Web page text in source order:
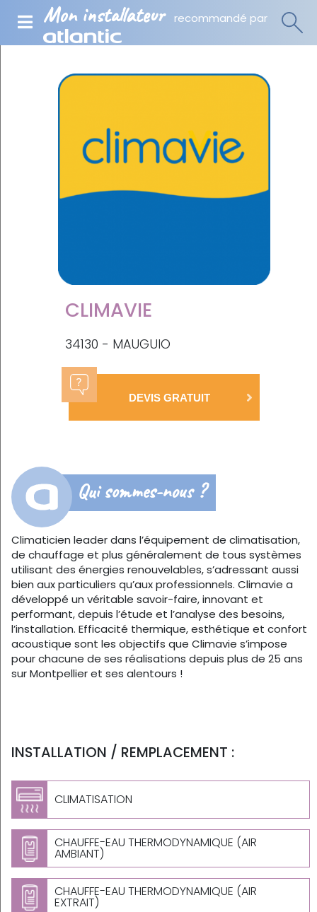
Mon installateur recommandé par
CLIMAVIE
34130 - MAUGUIO
DEVIS GRATUIT
Qui sommes-nous ?
Climaticien leader dans l’équipement de climatisation,
de chauffage et plus généralement de tous systèmes
utilisant des énergies renouvelables, s’adressant aussi
bien aux particuliers qu’aux professionnels. Climavie a
développé un véritable savoir-faire, innovant et
performant, depuis l’étude et l’analyse des besoins,
l’installation. Efficacité thermique, esthétique et confort
acoustique sont les objectifs que Climavie s’impose
pour chacune de ses réalisations depuis plus de 25 ans
sur Montpellier et ses alentours !
INSTALLATION / REMPLACEMENT :
CLIMATISATION
CHAUFFE-EAU THERMODYNAMIQUE (AIR
AMBIANT)
CHAUFFE-EAU THERMODYNAMIQUE (AIR
EXTRAIT)